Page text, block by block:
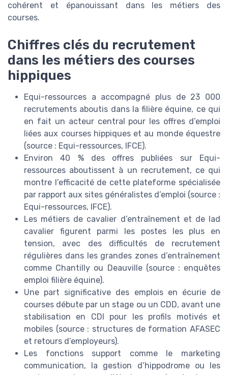
cohérent et épanouissant dans les métiers des
courses.
Chiffres clés du recrutement
dans les métiers des courses
hippiques
Equi-ressources a accompagné plus de 23 000
recrutements aboutis dans la filière équine, ce qui
en fait un acteur central pour les offres d’emploi
liées aux courses hippiques et au monde équestre
(source : Equi-ressources, IFCE).
Environ 40 % des offres publiées sur Equi-
ressources aboutissent à un recrutement, ce qui
montre l’efficacité de cette plateforme spécialisée
par rapport aux sites généralistes d’emploi (source :
Equi-ressources, IFCE).
Les métiers de cavalier d’entraînement et de lad
cavalier figurent parmi les postes les plus en
tension, avec des difficultés de recrutement
régulières dans les grandes zones d’entraînement
comme Chantilly ou Deauville (source : enquêtes
emploi filière équine).
Une part significative des emplois en écurie de
courses débute par un stage ou un CDD, avant une
stabilisation en CDI pour les profils motivés et
mobiles (source : structures de formation AFASEC
et retours d’employeurs).
Les fonctions support comme le marketing
communication, la gestion d’hippodrome ou les